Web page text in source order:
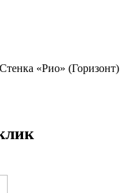
Стенка «Рио» (Горизонт)